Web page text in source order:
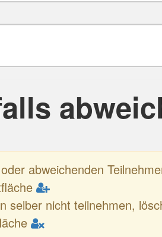
abweichenden
selber nicht teilnehmen,